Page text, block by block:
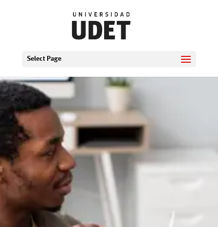
Select Page